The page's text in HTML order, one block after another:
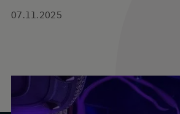
07.11.2025